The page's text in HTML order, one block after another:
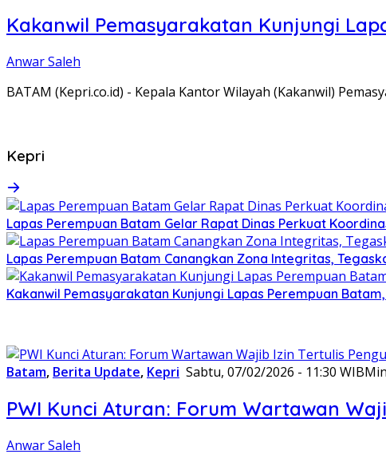
Kakanwil Pemasyarakatan Kunjungi
Anwar Saleh
BATAM (Kepri.co.id) - Kepala Kantor Wilayah (Kakanwil)
Kepri
Lapas Perempuan Batam Gelar Rapat Dinas Perkuat
Lapas Perempuan Batam Canangkan Zona Integritas,
Kakanwil Pemasyarakatan Kunjungi Lapas Perempuan
Batam, Berita Update, Kepri Sabtu, 07/02/2026 - 11:30 WIB
PWI Kunci Aturan: Forum Wartawan
Anwar Saleh